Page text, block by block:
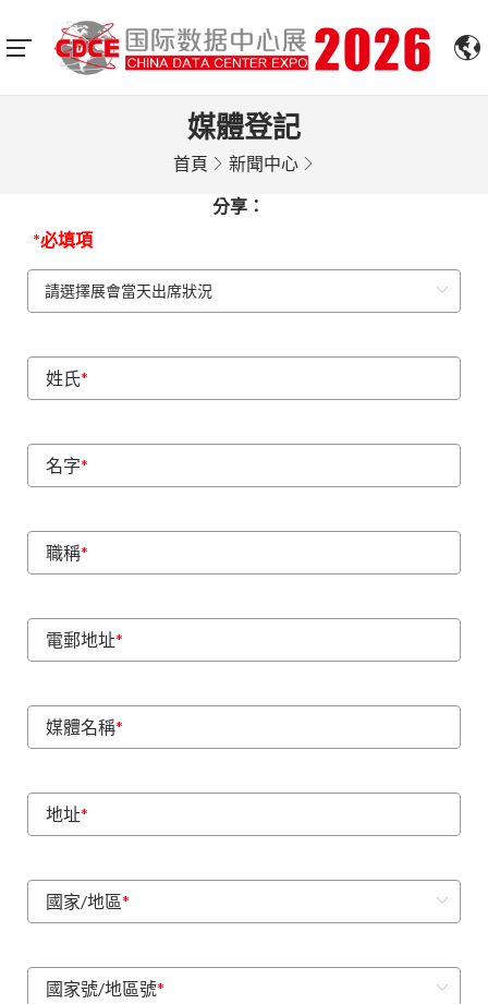
媒體登記
首頁 新聞中心
分享：
*必填項
姓氏*
名字*
職稱*
電郵地址*
媒體名稱*
地址*
國家/地區*
國家號/地區號*